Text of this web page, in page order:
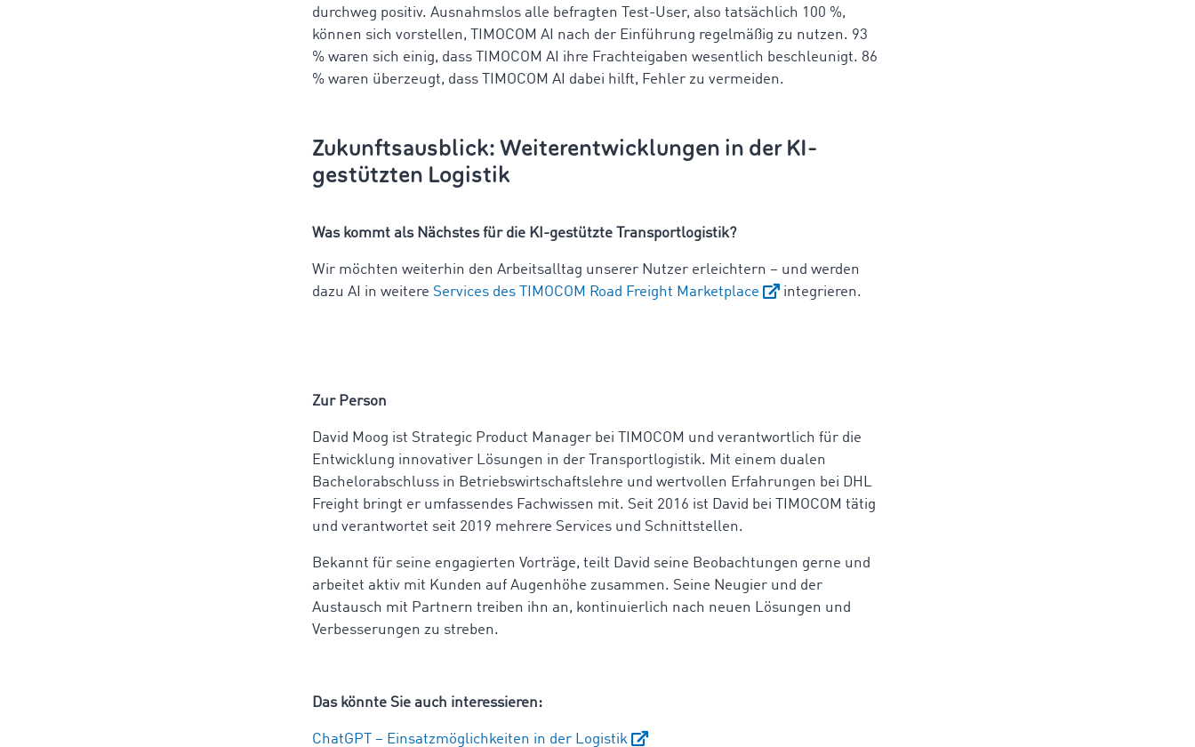
durchweg positiv. Ausnahmslos alle befragten Test-User, also tatsächlich 100 %,
können sich vorstellen, TIMOCOM AI nach der Einführung regelmäßig zu nutzen. 93
% waren sich einig, dass TIMOCOM AI ihre Frachteigaben wesentlich beschleunigt. 86
% waren überzeugt, dass TIMOCOM AI dabei hilft, Fehler zu vermeiden.
Zukunftsausblick: Weiterentwicklungen in der KI-
gestützten Logistik
Was kommt als Nächstes für die KI-gestützte Transportlogistik?
Wir möchten weiterhin den Arbeitsalltag unserer Nutzer erleichtern – und werden
dazu AI in weitere Services des TIMOCOM Road Freight Marketplace integrieren.
Zur Person
David Moog ist Strategic Product Manager bei TIMOCOM und verantwortlich für die
Entwicklung innovativer Lösungen in der Transportlogistik. Mit einem dualen
Bachelorabschluss in Betriebswirtschaftslehre und wertvollen Erfahrungen bei DHL
Freight bringt er umfassendes Fachwissen mit. Seit 2016 ist David bei TIMOCOM tätig
und verantwortet seit 2019 mehrere Services und Schnittstellen.
Bekannt für seine engagierten Vorträge, teilt David seine Beobachtungen gerne und
arbeitet aktiv mit Kunden auf Augenhöhe zusammen. Seine Neugier und der
Austausch mit Partnern treiben ihn an, kontinuierlich nach neuen Lösungen und
Verbesserungen zu streben.
Das könnte Sie auch interessieren:
ChatGPT – Einsatzmöglichkeiten in der Logistik